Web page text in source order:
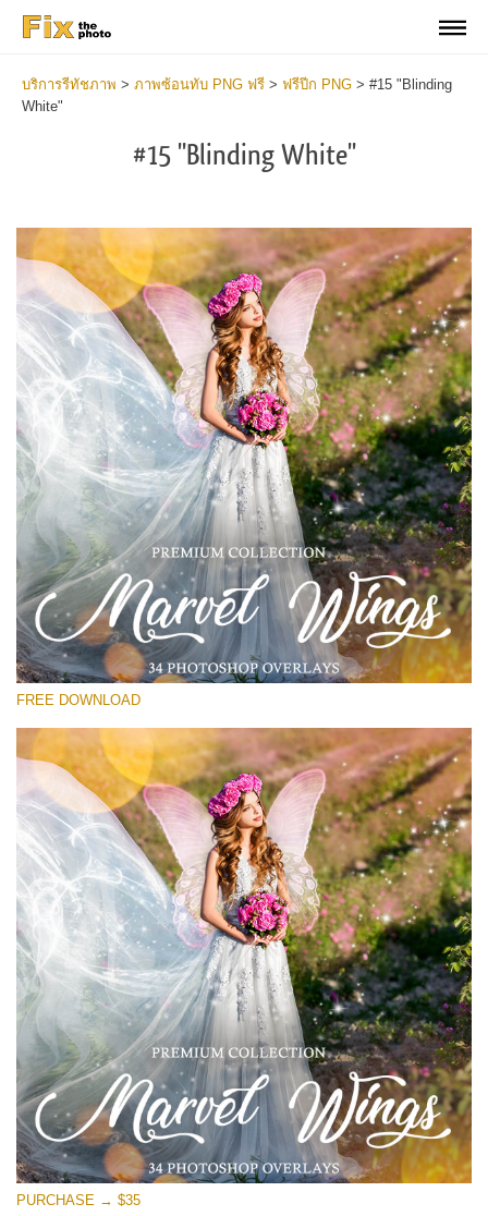
บริการรีทัชภาพ > ภาพซ้อนทับ PNG ฟรี > ฟรีปีก PNG > #15 "Blinding
White"
#15 "Blinding White"
โปรดเลือก
Free PNG Overlay #15
Small 800*533px
Marvel Wings
(34 Overlays)
Sky Boundless
(347 Overlays)
Large 6000*4000px
Entire Collection
(1783 Overlays)
Large 6000*4000px
ดาวน์โหลดฟรี
FREE DOWNLOAD
PURCHASE → $35